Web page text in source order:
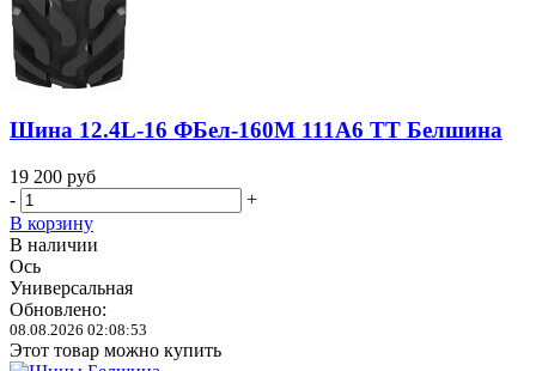
Шина 12.4L-16 ФБел-160М 111A6 TT Белшина
19 200 руб
-
+
В корзину
В наличии
Ось
Универсальная
Обновлено:
08.08.2026 02:08:53
Этот товар можно купить